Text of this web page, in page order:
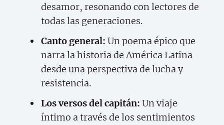
desamor, resonando con lectores de
todas las generaciones.
Canto general: Un poema épico que
narra la historia de América Latina
desde una perspectiva de lucha y
resistencia.
Los versos del capitán: Un viaje
íntimo a través de los sentimientos